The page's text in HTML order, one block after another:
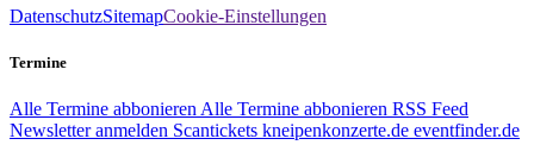
DatenschutzSitemapCookie-Einstellungen
Termine
Alle Termine abbonieren Alle Termine abbonieren RSS Feed
Newsletter anmelden Scantickets kneipenkonzerte.de eventfinder.de